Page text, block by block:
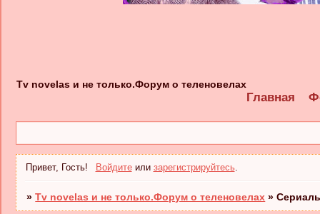
Tv novelas и не только.Форум о теленовелах
Главная
Привет, Гость! Войдитеили зарегистрируйтесь.
»Tv novelas и не только.Форум о теленовелах »